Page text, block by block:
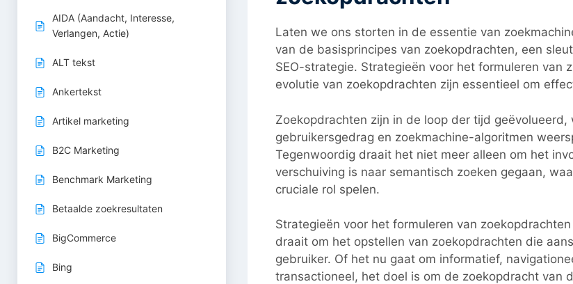
AIDA (Aandacht, Interesse,
Verlangen, Actie)
ALT tekst
Ankertekst
Artikel marketing
B2C Marketing
Benchmark Marketing
Betaalde zoekresultaten
BigCommerce
Bing
Laten we ons storten in de essentie van
van de basisprincipes van zoekopdrachten, een
SEO-strategie. Strategieën voor het formuleren van
evolutie van zoekopdrachten zijn essentieel om
Zoekopdrachten zijn in de loop der tijd geëvolueerd,
gebruikersgedrag en zoekmachine-algoritmen
Tegenwoordig draait het niet meer alleen om het
verschuiving is naar semantisch zoeken gegaan,
cruciale rol spelen.
Strategieën voor het formuleren van
draait om het opstellen van zoekopdrachten die
gebruiker. Of het nu gaat om informatief,
transactioneel, het doel is om de zoekopdracht van